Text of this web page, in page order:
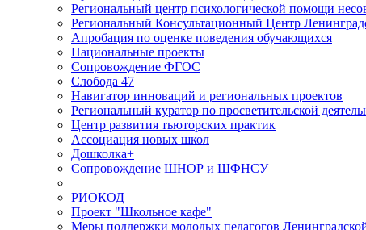
Региональный центр психологической помощи
Региональный Консультационный Центр
Апробация по оценке поведения обучающихся
Национальные проекты
Сопровождение ФГОС
Слобода 47
Навигатор инноваций и региональных проектов
Региональный куратор по просветительской
Центр развития тьюторских практик
Ассоциация новых школ
Дошколка+
Сопровождение ШНОР и ШФНСУ
РИОКОД
Проект "Школьное кафе"
Меры поддержки молодых педагогов